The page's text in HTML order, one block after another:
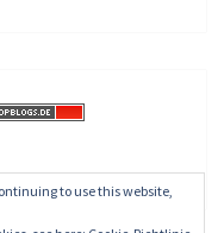
to use this website,